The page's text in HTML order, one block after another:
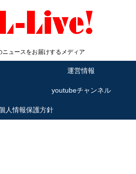
ニュースをお届けするメディア
運営情報
youtubeチャンネル
人情報保護方針